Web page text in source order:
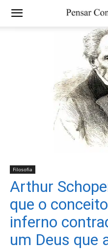
Filosofia
Arthur
que o
inferno
um Deus que